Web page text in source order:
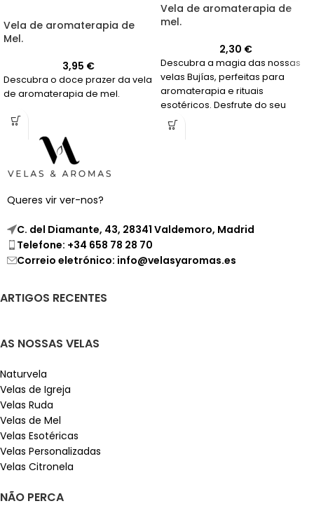
Vela de aromaterapia de
Mel.
3,95 €
Descubra o doce prazer da vela
de aromaterapia de mel.
Vela de aromaterapia de
mel.
2,30 €
Descubra a magia das nossas
velas Bujías, perfeitas para
aromaterapia e rituais
esotéricos. Desfrute do seu
suave aroma a mel enquanto
relaxa por mais de 20 horas.
Queres vir ver-nos?
C. del Diamante, 43, 28341 Valdemoro, Madrid
Telefone: +34 658 78 28 70
Correio eletrónico: info@velasyaromas.es
ARTIGOS RECENTES
AS NOSSAS VELAS
Naturvela
Velas de Igreja
Velas Ruda
Velas de Mel
Velas Esotéricas
Velas Personalizadas
Velas Citronela
NÃO PERCA